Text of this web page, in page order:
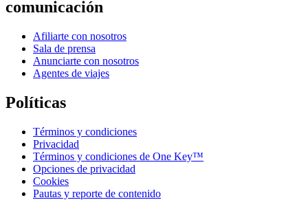
comunicación
Afiliarte con nosotros
Sala de prensa
Anunciarte con nosotros
Agentes de viajes
Políticas
Términos y condiciones
Privacidad
Términos y condiciones de One Key™
Opciones de privacidad
Cookies
Pautas y reporte de contenido